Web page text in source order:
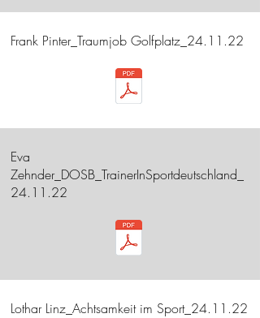
Frank Pinter_Traumjob Golfplatz_24.11.22
Eva
Zehnder_DOSB_TrainerInSportdeutschland_
24.11.22
Lothar Linz_Achtsamkeit im Sport_24.11.22